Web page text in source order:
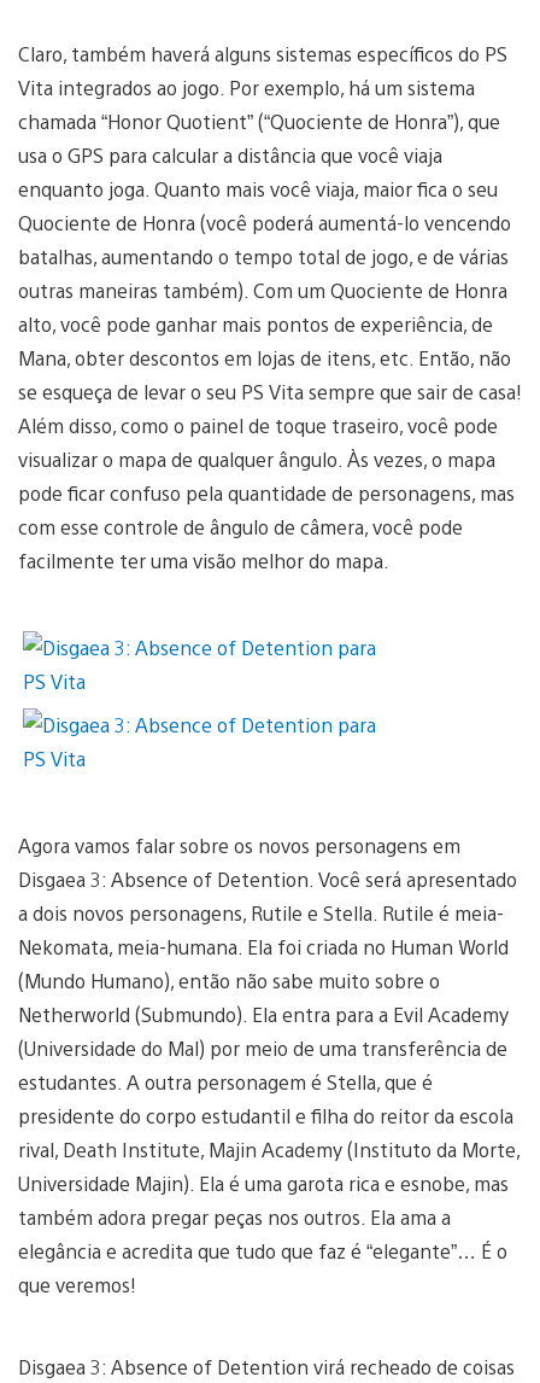
Claro, também haverá alguns sistemas específicos do PS
Vita integrados ao jogo. Por exemplo, há um sistema
chamada “Honor Quotient” (“Quociente de Honra”), que
usa o GPS para calcular a distância que você viaja
enquanto joga. Quanto mais você viaja, maior fica o seu
Quociente de Honra (você poderá aumentá-lo vencendo
batalhas, aumentando o tempo total de jogo, e de várias
outras maneiras também). Com um Quociente de Honra
alto, você pode ganhar mais pontos de experiência, de
Mana, obter descontos em lojas de itens, etc. Então, não
se esqueça de levar o seu PS Vita sempre que sair de casa!
Além disso, como o painel de toque traseiro, você pode
visualizar o mapa de qualquer ângulo. Às vezes, o mapa
pode ficar confuso pela quantidade de personagens, mas
com esse controle de ângulo de câmera, você pode
facilmente ter uma visão melhor do mapa.
Agora vamos falar sobre os novos personagens em
Disgaea 3: Absence of Detention. Você será apresentado
a dois novos personagens, Rutile e Stella. Rutile é meia-
Nekomata, meia-humana. Ela foi criada no Human World
(Mundo Humano), então não sabe muito sobre o
Netherworld (Submundo). Ela entra para a Evil Academy
(Universidade do Mal) por meio de uma transferência de
estudantes. A outra personagem é Stella, que é
presidente do corpo estudantil e filha do reitor da escola
rival, Death Institute, Majin Academy (Instituto da Morte,
Universidade Majin). Ela é uma garota rica e esnobe, mas
também adora pregar peças nos outros. Ela ama a
elegância e acredita que tudo que faz é “elegante”… É o
que veremos!
Disgaea 3: Absence of Detention virá recheado de coisas